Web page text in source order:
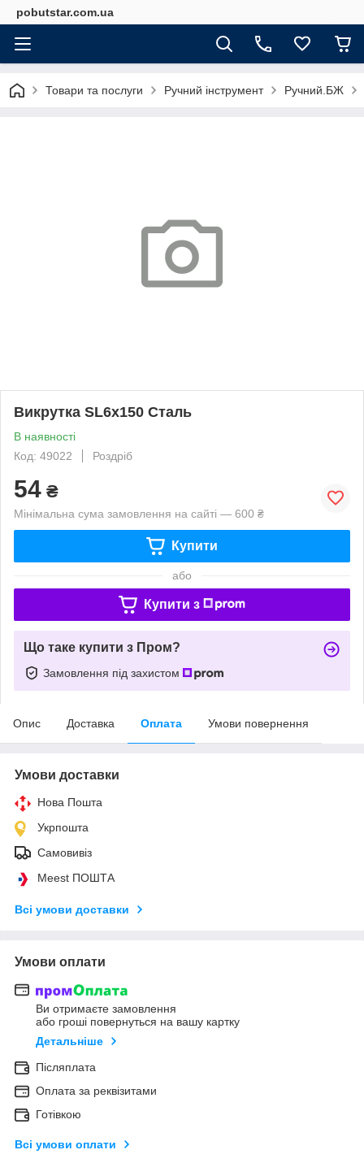
pobutstar.com.ua
Товари та послуги Ручний інструмент Ручний.БЖ
Викрутка SL6х150 Сталь
В наявності
Код: 49022
Роздріб
54 ₴
Мінімальна сума замовлення на сайті — 600 ₴
Купити
або
Купити з
Що таке купити з Пром?
Замовлення під захистом
Опис Доставка Оплата Умови повернення
Умови доставки
Нова Пошта
Укрпошта
Самовивіз
Meest ПОШТА
Всі умови доставки
Умови оплати
Ви отримаєте замовлення
або гроші повернуться на вашу картку
Детальніше
Післяплата
Оплата за реквізитами
Готівкою
Всі умови оплати